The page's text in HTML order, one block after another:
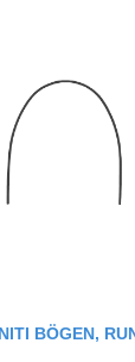
von
BÖGEN,